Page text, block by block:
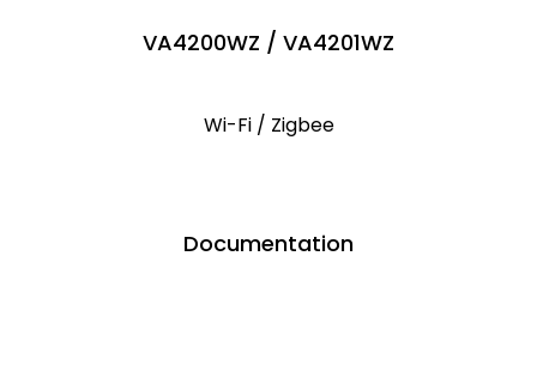
VA4200WZ / VA4201WZ
Wi-Fi / Zigbee
Documentation